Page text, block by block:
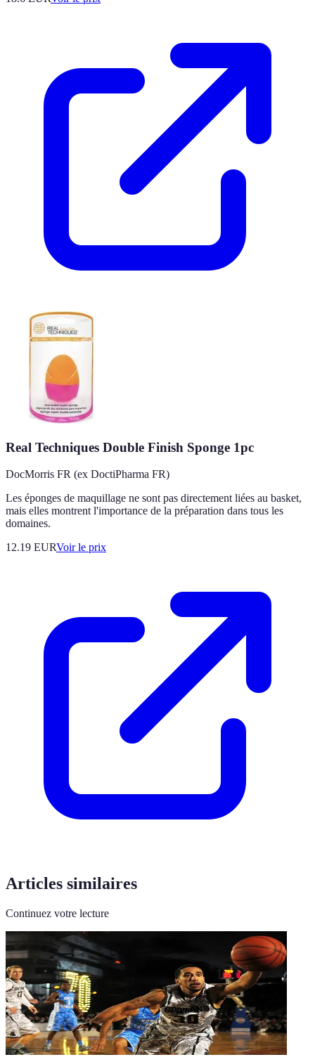
Real Techniques Double Finish Sponge 1pc
DocMorris FR (ex DoctiPharma FR)
Les éponges de maquillage ne sont pas directement liées au basket,
mais elles montrent l'importance de la préparation dans tous les
domaines.
12.19 EURVoir le prix
Articles similaires
Continuez votre lecture